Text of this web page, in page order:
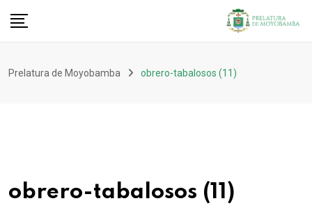
Prelatura de Moyobamba obrero-tabalosos (11)
obrero-tabalosos (11)